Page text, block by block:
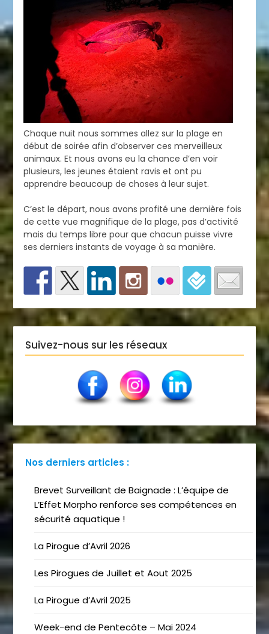
Chaque nuit nous sommes allez sur la plage en
début de soirée afin d’observer ces merveilleux
animaux. Et nous avons eu la chance d’en voir
plusieurs, les jeunes étaient ravis et ont pu
apprendre beaucoup de choses à leur sujet.
C’est le départ, nous avons profité une dernière fois
de cette vue magnifique de la plage, pas d’activité
mais du temps libre pour que chacun puisse vivre
ses derniers instants de voyage à sa manière.
Suivez-nous sur les réseaux
Nos derniers articles :
Brevet Surveillant de Baignade : L’équipe de
L’Effet Morpho renforce ses compétences en
sécurité aquatique !
La Pirogue d’Avril 2026
Les Pirogues de Juillet et Aout 2025
La Pirogue d’Avril 2025
Week-end de Pentecôte – Mai 2024